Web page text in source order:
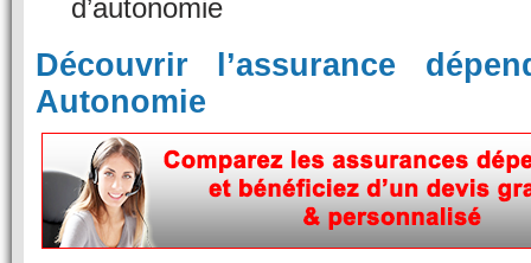
d’autonomie
Découvrir l’assurance
Autonomie